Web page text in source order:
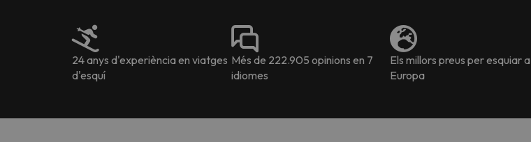
24 anys d'experiència en viatges
d'esquí
Més de 222.905 opinions en 7
idiomes
Els millors preus per esquiar a
Europa